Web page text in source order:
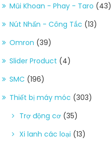
Mũi Khoan - Phay - Taro (43)
Nút Nhấn - Công Tắc (13)
Omron (39)
Slider Product (4)
SMC (196)
Thiết bị máy móc (303)
Trợ động cơ (35)
Xi lanh các loại (13)